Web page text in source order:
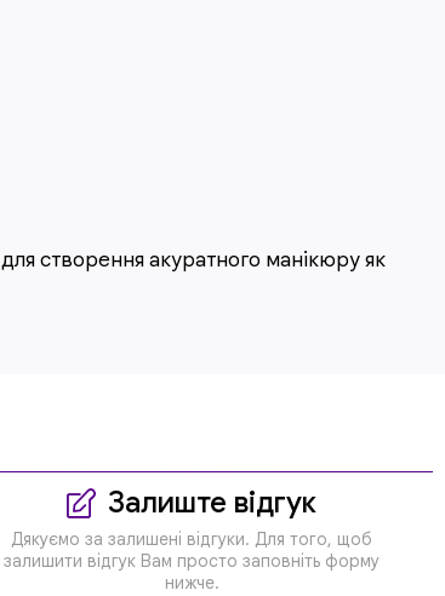
створення акуратного манікюру як
Залиште відгук
Дякуємо за залишені відгуки. Для того, щоб
залишити відгук Вам просто заповніть форму
нижче.